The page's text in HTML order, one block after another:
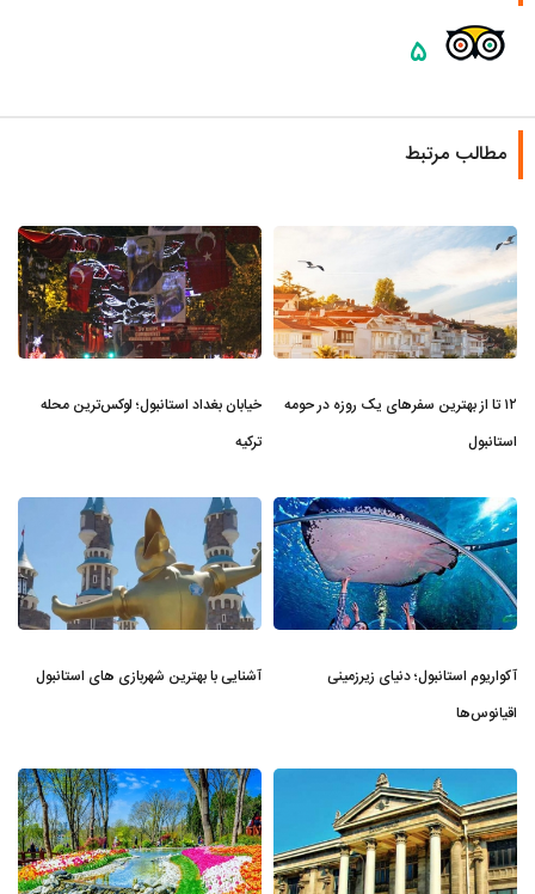
۵
مطالب مرتبط
۱۲ تا از بهترین سفرهای یک روزه در حومه
استانبول
خیابان بغداد استانبول؛ لوکس‌ترین محله
ترکیه
آکواریوم استانبول؛ دنیای زیرزمینی
اقیانوس‌ها
آشنایی با بهترین شهربازی های استانبول